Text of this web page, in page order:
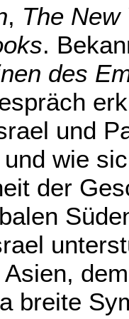
, The New
.
des
und
wie
der
breite